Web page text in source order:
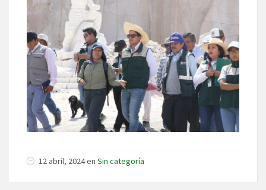
12 abril, 2024 en Sin categoría